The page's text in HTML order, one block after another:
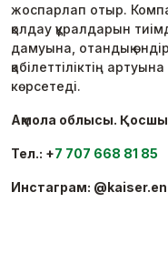
жоспарлап отыр.
қолдау құралдарын
дамуына, отандық
қабілеттіліктің
көрсетеді.
Ақмола облысы. Қосшы
Тел.: +7 707 668 81 85
Инстаграм: